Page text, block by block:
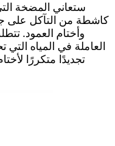
ستعاني المضخة
كاشطة من التآكل على
وأختام العمود.
العاملة في المياه
تجديدًا متكررًا